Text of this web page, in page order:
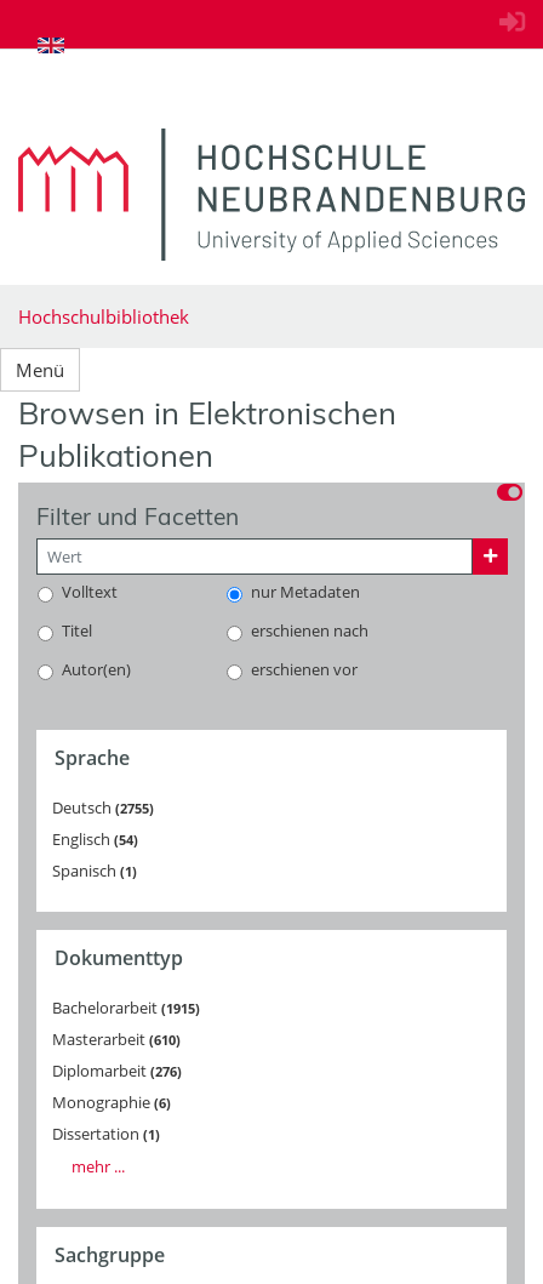
zum Inhalt springen
Hochschulbibliothek
Menü
Browsen in Elektronischen
Publikationen
Filter und Facetten
Volltext
nur Metadaten
Titel
erschienen nach
Autor(en)
erschienen vor
Sprache
Deutsch 2755
Englisch 54
Spanisch 1
Dokumenttyp
Bachelorarbeit 1915
Masterarbeit 610
Diplomarbeit 276
Monographie 6
Dissertation 1
mehr ...
Sachgruppe